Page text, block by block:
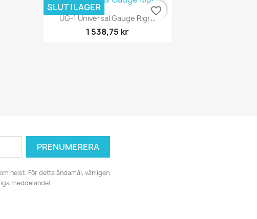
Snabbvy
UG-1 Universal Gauge Right
1 538,75 kr
SLUT I LAGER favorite_border
helst. För detta ändamål, vänligen
meddelandet.